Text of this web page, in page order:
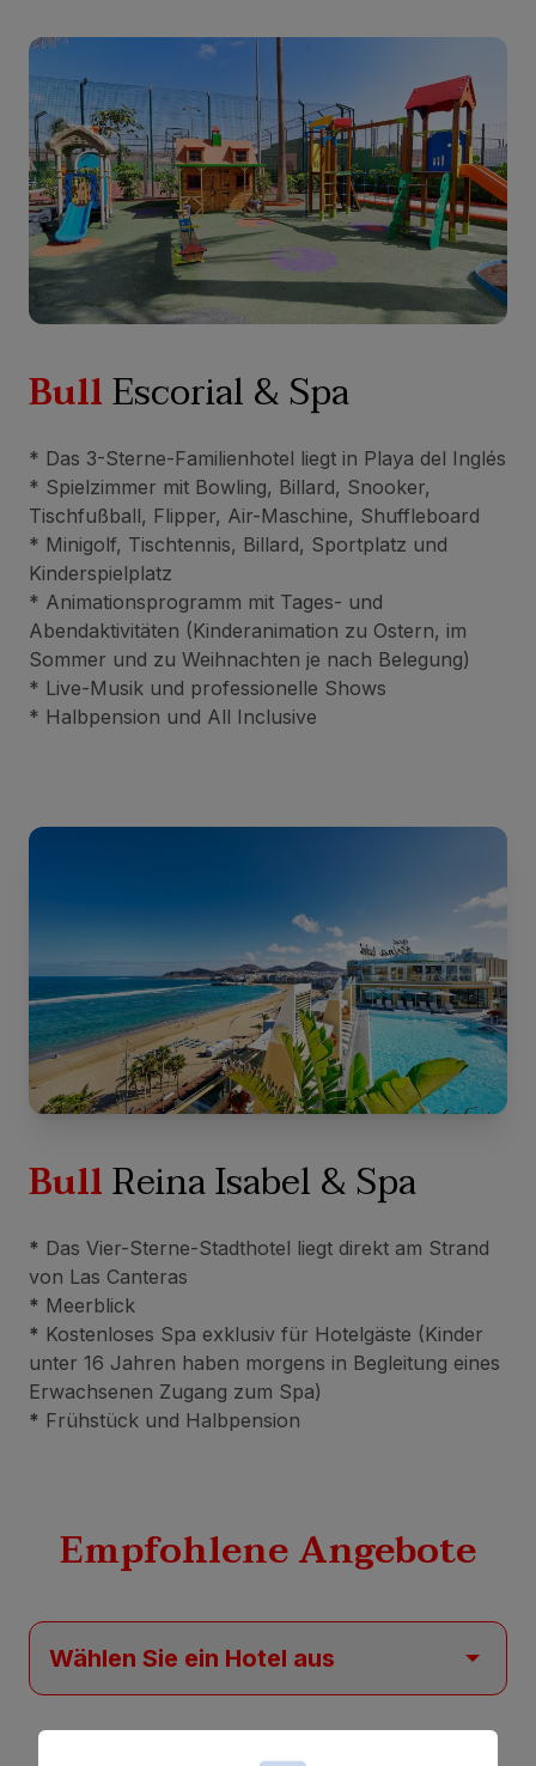
BullEscorial & Spa
* Das 3-Sterne-Familienhotel liegt in Playa del Inglés
* Spielzimmer mit Bowling, Billard, Snooker,
Tischfußball, Flipper, Air-Maschine, Shuffleboard
* Minigolf, Tischtennis, Billard, Sportplatz und
Kinderspielplatz
* Animationsprogramm mit Tages- und
Abendaktivitäten (Kinderanimation zu Ostern, im
Sommer und zu Weihnachten je nach Belegung)
* Live-Musik und professionelle Shows
* Halbpension und All Inclusive
BullReina Isabel & Spa
* Das Vier-Sterne-Stadthotel liegt direkt am Strand
von Las Canteras
* Meerblick
* Kostenloses Spa exklusiv für Hotelgäste (Kinder
unter 16 Jahren haben morgens in Begleitung eines
Erwachsenen Zugang zum Spa)
* Frühstück und Halbpension
Empfohlene Angebote